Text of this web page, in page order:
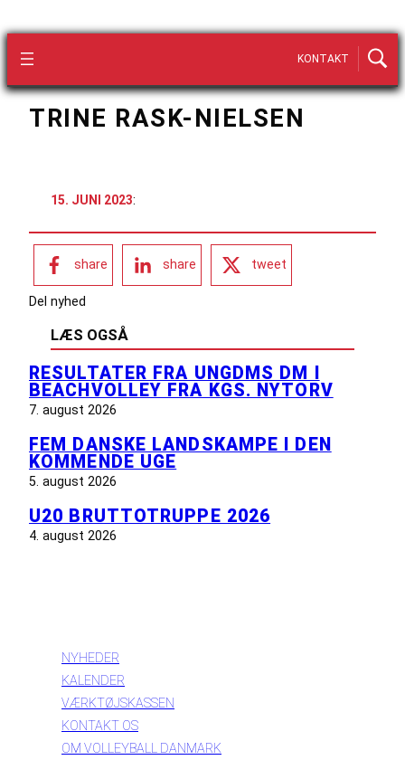
KONTAKT
TRINE RASK-NIELSEN
15. JUNI 2023:
share share tweet
Del nyhed
LÆS OGSÅ
RESULTATER FRA UNGDMS DM I
BEACHVOLLEY FRA KGS. NYTORV
7. august 2026
FEM DANSKE LANDSKAMPE I DEN
KOMMENDE UGE
5. august 2026
U20 BRUTTOTRUPPE 2026
4. august 2026
NYHEDER
KALENDER
VÆRKTØJSKASSEN
KONTAKT OS
OM VOLLEYBALL DANMARK